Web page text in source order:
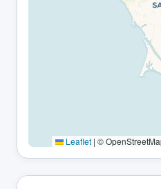
Leaflet | ©